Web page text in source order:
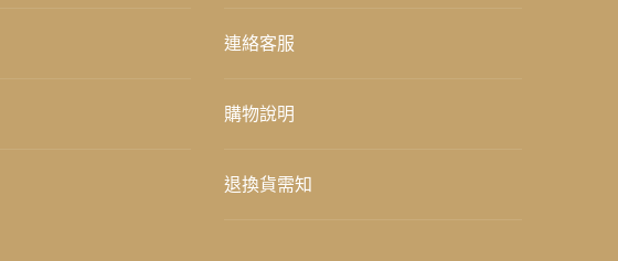
連絡客服
購物說明
退換貨需知